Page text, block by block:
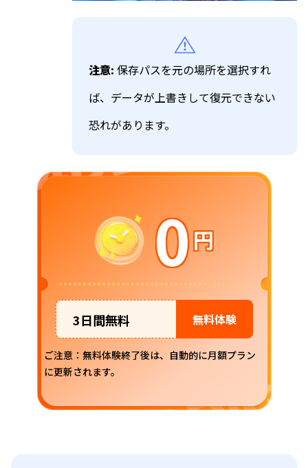
注意: 保存パスを元の場所を選択すれ
ば、データが上書きして復元できない
恐れがあります。
0円
3日間無料 無料体験
ご注意：無料体験終了後は、自動的に月額プラン
に更新されます。